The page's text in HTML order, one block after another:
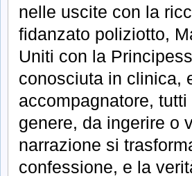
nelle uscite con la
fidanzato poliziotto,
Uniti con la
conosciuta in clinica,
accompagnatore,
genere, da ingerire o
narrazione si
confessione, e la